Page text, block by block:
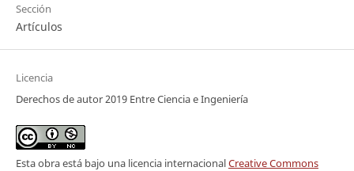
Sección
Artículos
Licencia
Derechos de autor 2019 Entre Ciencia e Ingeniería
Esta obra está bajo una licencia internacionalCreative Commons